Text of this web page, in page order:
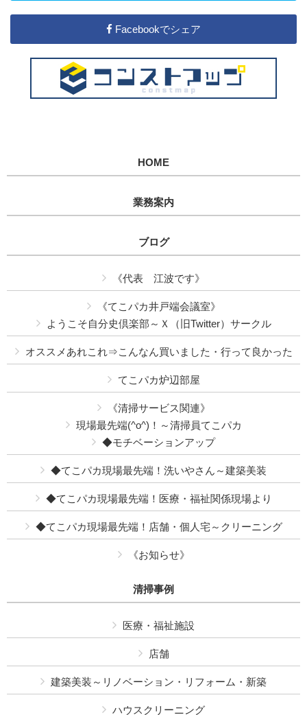
Facebookでシェア
HOME
業務案内
ブログ
《代表 江波です》
《てこパカ井戸端会議室》
ようこそ自分史倶楽部～Ｘ（旧Twitter）サークル
オススメあれこれ⇒こんなん買いました・行って良かった
てこパカ炉辺部屋
《清掃サービス関連》
現場最先端(^o^)！～清掃員てこパカ
◆モチベーションアップ
◆てこパカ現場最先端！洗いやさん～建築美装
◆てこパカ現場最先端！医療・福祉関係現場より
◆てこパカ現場最先端！店舗・個人宅～クリーニング
《お知らせ》
清掃事例
医療・福祉施設
店舗
建築美装～リノベーション・リフォーム・新築
ハウスクリーニング